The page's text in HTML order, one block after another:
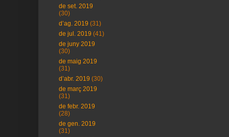
de set. 2019
(30)
d’ag. 2019 (31)
de jul. 2019 (41)
de juny 2019
(30)
de maig 2019
(31)
d’abr. 2019 (30)
de març 2019
(31)
de febr. 2019
(28)
de gen. 2019
(31)